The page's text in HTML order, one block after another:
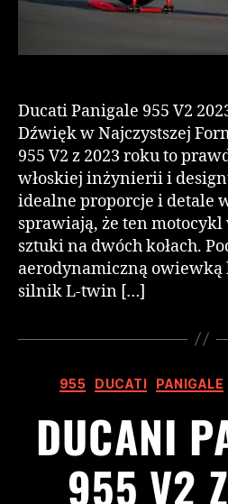
Ducati Panigale 955 V2
Dźwięk w Najczystszej
955 V2 z 2023 roku to
włoskiej inżynierii i
idealne proporcje i detale
sprawiają, że ten motocykl
sztuki na dwóch kołach.
aerodynamiczną owiewką
silnik L-twin […]
955 DUCATI PANIGALE
DUCANI
955 V2